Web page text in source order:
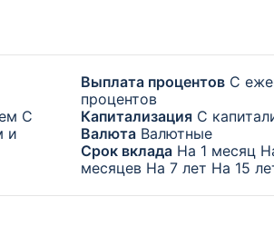
С
и
Выплата процентов С
процентов
Капитализация С
Валюта Валютные
Срок вклада На 1 месяц
месяцев На 7 лет На 15